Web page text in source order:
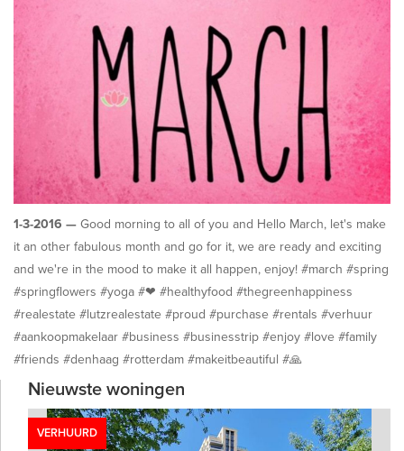
1-3-2016 — Good morning to all of you and Hello March, let's make
it an other fabulous month and go for it, we are ready and exciting
and we're in the mood to make it all happen, enjoy! #march #spring
#springflowers #yoga #❤ #healthyfood #thegreenhappiness
#realestate #lutzrealestate #proud #purchase #rentals #verhuur
#aankoopmakelaar #business #businesstrip #enjoy #love #family
#friends #denhaag #rotterdam #makeitbeautiful #🙏
Nieuwste woningen
VERHUURD